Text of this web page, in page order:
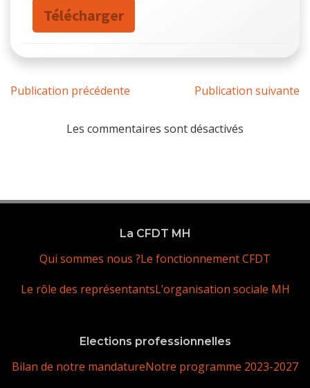
Télécharger
Publication précédente Publication suivante
Les commentaires sont désactivés
La CFDT MH
Qui sommes nous ?Le fonctionnement CFDT
Le rôle des représentantsL’organisation sociale MH
Elections professionnelles
Bilan de notre mandatureNotre programme 2023-2027